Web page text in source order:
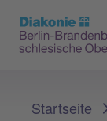
Presse
Startseite